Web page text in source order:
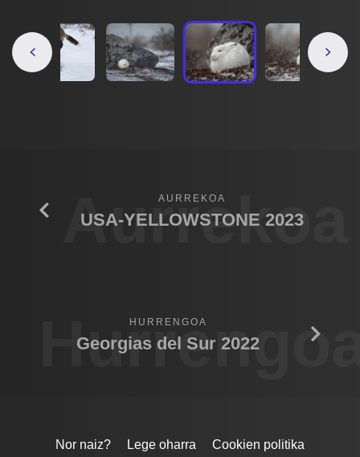
Aurrekoa
AURREKOA
USA-YELLOWSTONE 2023
HURRENGOA
Georgias del Sur 2022
Nor naiz? Lege oharra Cookien politika